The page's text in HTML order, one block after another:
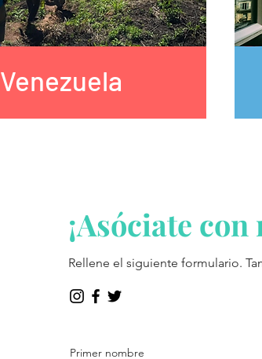
Venezuela
¡Asóciate
Rellene el siguiente formulario.
Primer nombre